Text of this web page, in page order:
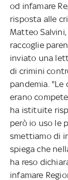
od infamare
risposta alle
Matteo
raccoglie
inviato una
di crimini
pandemia.
erano
ha istituite
però io uso le
smettiamo di
spiega che
ha reso
infamare